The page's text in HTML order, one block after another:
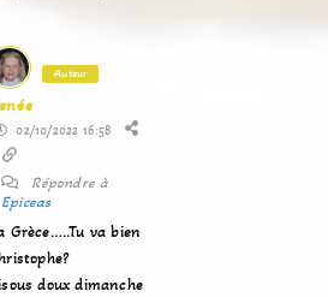
Auteur
02/10/2022 16:58
Répondre à
Epiceas
Grèce…..Tu va bien
doux dimanche